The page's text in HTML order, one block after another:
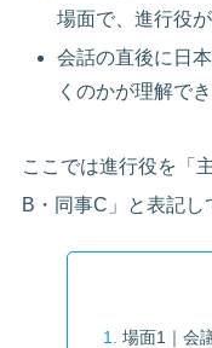
場面で、進行役
会話の直後に日
くのかが理解で
ここでは進行役を「
B・同事C」と表記し
場面1｜会